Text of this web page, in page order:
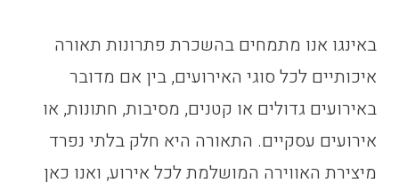
באינגו אנו מתמחים בהשכרת פתרונות תאורה
איכותיים לכל סוגי האירועים, בין אם מדובר
באירועים גדולים או קטנים, מסיבות, חתונות, או
אירועים עסקיים. התאורה היא חלק בלתי נפרד
מיצירת האווירה המושלמת לכל אירוע, ואנו כאן